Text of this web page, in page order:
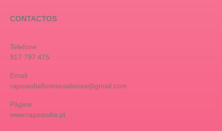
CONTACTOS
Telefone
917 797 475
Email
raposodiafloresesabores@gmail.com
Página
www.raposodia.pt